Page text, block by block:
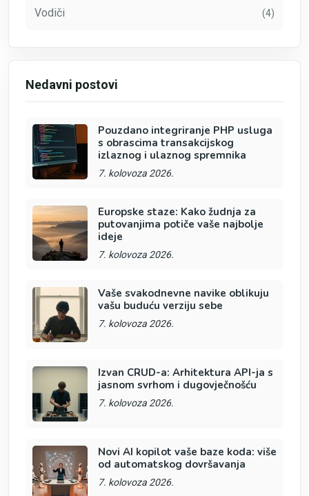
Vodiči (4)
Nedavni postovi
Pouzdano integriranje PHP usluga
s obrascima transakcijskog
izlaznog i ulaznog spremnika
7. kolovoza 2026.
Europske staze: Kako žudnja za
putovanjima potiče vaše najbolje
ideje
7. kolovoza 2026.
Vaše svakodnevne navike oblikuju
vašu buduću verziju sebe
7. kolovoza 2026.
Izvan CRUD-a: Arhitektura API-ja s
jasnom svrhom i dugovječnošću
7. kolovoza 2026.
Novi AI kopilot vaše baze koda: više
od automatskog dovršavanja
7. kolovoza 2026.